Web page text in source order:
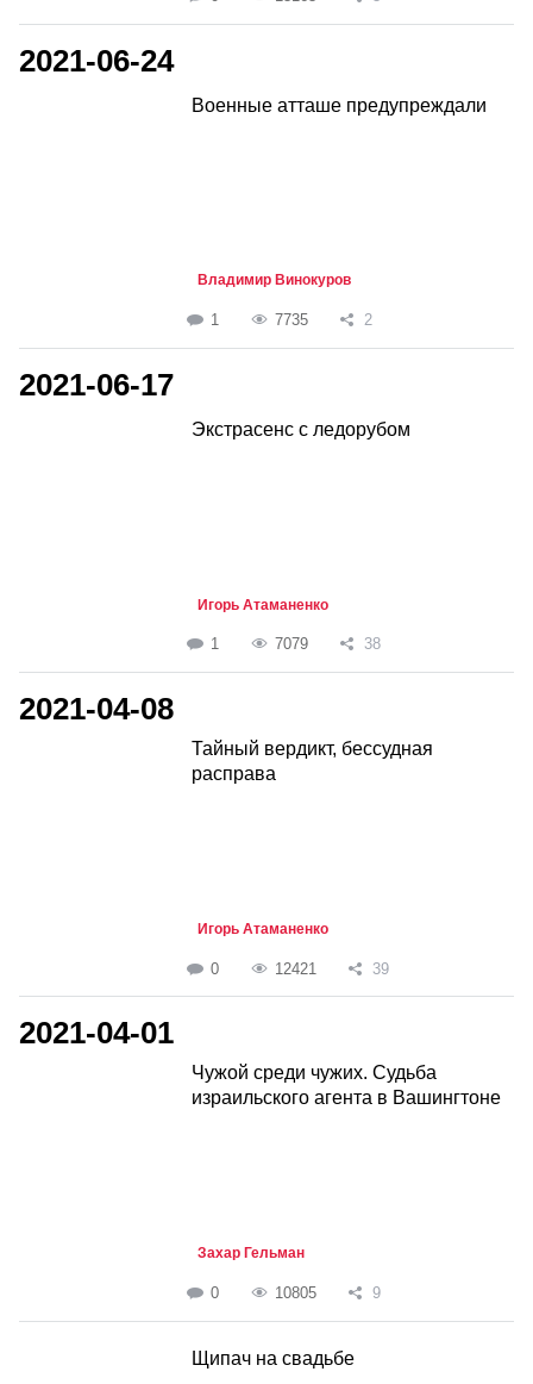
2021-06-24
Военные атташе предупреждали
Владимир Винокуров
1 7735 2
2021-06-17
Экстрасенс с ледорубом
Игорь Атаманенко
1 7079 38
2021-04-08
Тайный вердикт, бессудная
расправа
Игорь Атаманенко
0 12421 39
2021-04-01
Чужой среди чужих. Судьба
израильского агента в Вашингтоне
Захар Гельман
0 10805 9
Щипач на свадьбе